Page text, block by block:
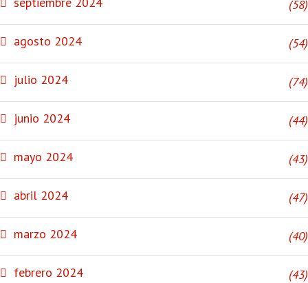
(58)
agosto 2024 (54)
julio 2024 (74)
junio 2024 (44)
mayo 2024 (43)
abril 2024 (47)
marzo 2024 (40)
febrero 2024 (43)